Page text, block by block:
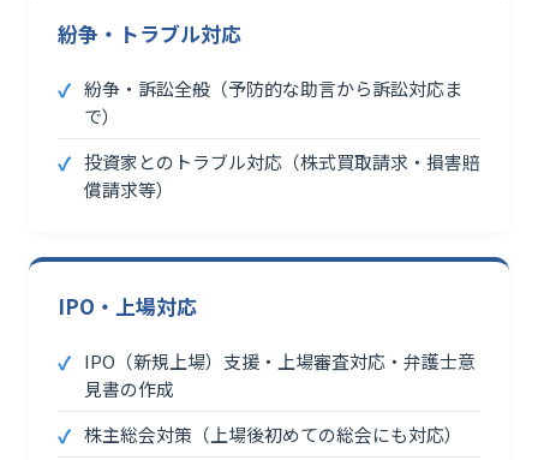
紛争・トラブル対応
紛争・訴訟全般（予防的な助言から訴訟対応ま
で）
投資家とのトラブル対応（株式買取請求・損害賠
償請求等）
IPO・上場対応
IPO（新規上場）支援・上場審査対応・弁護士意
見書の作成
株主総会対策（上場後初めての総会にも対応）